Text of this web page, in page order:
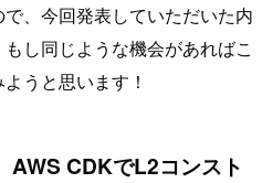
、今回発表していただいた内
し同じような機会があればこ
うと思います！
AWS CDKでL2コンスト